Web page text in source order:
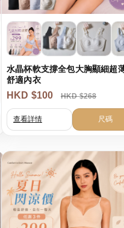
水晶杯軟支撐全包大胸顯細超
舒適內衣
HKD $100 HKD $268
查看詳情 尺碼